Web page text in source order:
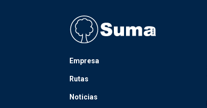
Empresa
Rutas
Noticias